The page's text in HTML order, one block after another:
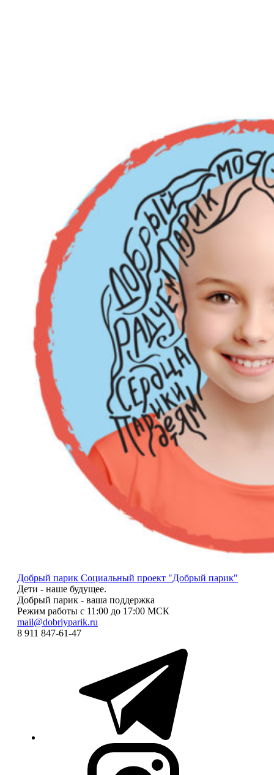
Добрый парик Социальный проект "Добрый парик"
Дети - наше будущее.
Добрый парик - ваша поддержка
Режим работы с 11:00 до 17:00 МСК
mail@dobriyparik.ru
8 911 847-61-47